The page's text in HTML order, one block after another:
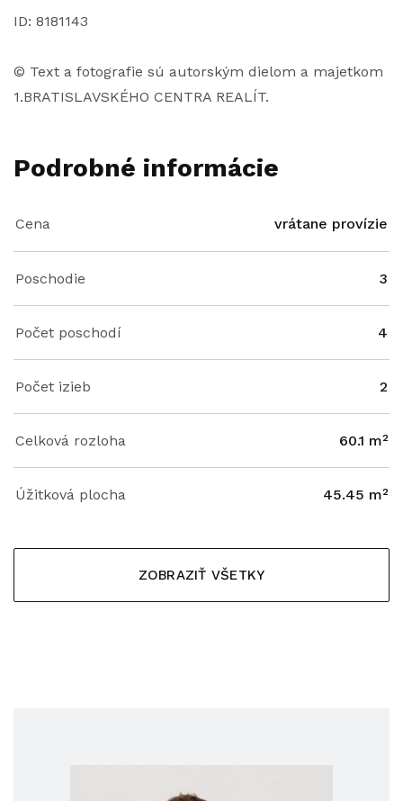
ID: 8181143
© Text a fotografie sú autorským dielom a majetkom
1.BRATISLAVSKÉHO CENTRA REALÍT.
Podrobné informácie
Cena vrátane provízie
Poschodie 3
Počet poschodí 4
Počet izieb 2
Celková rozloha 60.1 m²
Úžitková plocha 45.45 m²
ZOBRAZIŤ VŠETKY